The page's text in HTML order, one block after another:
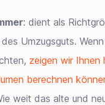
: dient als
Umzugsguts.
zeigen wir Ihnen
berechnen
weit das alte und